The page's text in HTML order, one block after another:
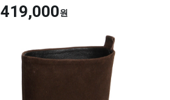
419,000원